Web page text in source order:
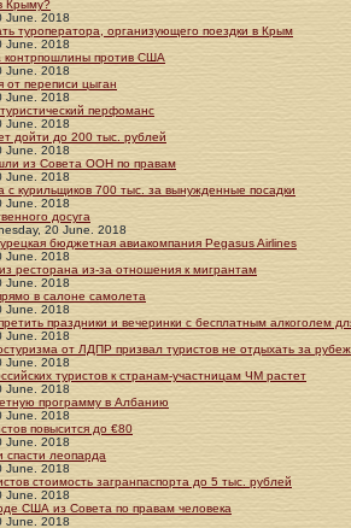
Крыму?
June. 2018
туроператора, организующего поездки в Крым
June. 2018
контрпошлины против США
June. 2018
от переписи цыган
June. 2018
перфоманс
June. 2018
дойти до 200 тыс. рублей
June. 2018
из Совета ООН по правам
June. 2018
с курильщиков 700 тыс. за вынужденные посадки
June. 2018
досуга
20 June. 2018
бюджетная авиакомпания Pegasus Airlines
June. 2018
ресторана из-за отношения к мигрантам
June. 2018
в салоне самолета
June. 2018
праздники и вечеринки с бесплатным алкоголем
June. 2018
от ЛДПР призвал туристов не отдыхать за
June. 2018
туристов к странам-участницам ЧМ растет
June. 2018
программу в Албанию
June. 2018
повысится до €80
June. 2018
леопарда
June. 2018
стоимость загранпаспорта до 5 тыс. рублей
June. 2018
США из Совета по правам человека
June. 2018